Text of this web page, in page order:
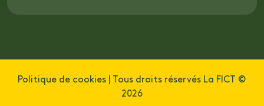
Politique de cookies | Tous droits réservés La FICT ©
2026